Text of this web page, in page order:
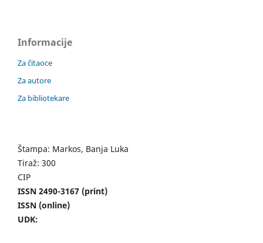
Informacije
Za čitaoce
Za autore
Za bibliotekare
Štampa: Markos, Banja Luka
Tiraž: 300
CIP
ISSN 2490-3167 (print)
ISSN (online)
UDK: